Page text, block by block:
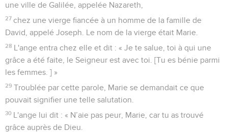
une ville de Galilée, appelée Nazareth,
27 chez une vierge fiancée à un homme de la famille de
David, appelé Joseph. Le nom de la vierge était Marie.
28 L'ange entra chez elle et dit : « Je te salue, toi à qui une
grâce a été faite, le Seigneur est avec toi. [Tu es bénie parmi
les femmes. ] »
29 Troublée par cette parole, Marie se demandait ce que
pouvait signifier une telle salutation.
30 L'ange lui dit : « N’aie pas peur, Marie, car tu as trouvé
grâce auprès de Dieu.